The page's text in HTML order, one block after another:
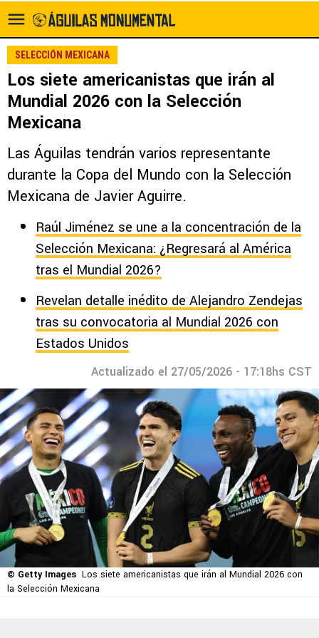
SELECCIÓN MEXICANA
Los siete americanistas que irán al
Mundial 2026 con la Selección
Mexicana
Las Águilas tendrán varios representante
durante la Copa del Mundo con la Selección
Mexicana de Javier Aguirre.
Raúl Jiménez se une a la concentración de la
Selección Mexicana: ¿Regresará al América
tras el Mundial 2026?
Revelan detalle inédito de Alejandro Zendejas
tras su convocatoria al Mundial 2026 con
Estados Unidos
Actualizado el 27/05/2026 - 17:18hs CST
© Getty Images Los siete americanistas que irán al Mundial 2026 con
la Selección Mexicana